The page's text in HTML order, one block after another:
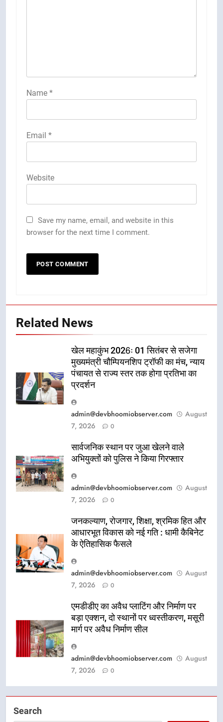
Name *
Email *
Website
Save my name, email, and website in this
browser for the next time I comment.
Related News
खेल महाकुंभ 2026ः 01 सितंबर से सजेगा
मुख्यमंत्री चौम्पियनशिप ट्रॉफी का मंच, न्याय
पंचायत से राज्य स्तर तक होगा प्रतिभा का
प्रदर्शन
admin@devbhoomiobserver.com
August
7, 2026
0
सार्वजनिक स्थान पर जुआ खेलने वाले
अभियुक्तों को पुलिस ने किया गिरफ्तार
admin@devbhoomiobserver.com
August
7, 2026
0
जनकल्याण, रोजगार, शिक्षा, श्रमिक हित और
आधारभूत विकास को नई गति : धामी कैबिनेट
के ऐतिहासिक फैसले
admin@devbhoomiobserver.com
August
7, 2026
0
एमडीडीए का अवैध प्लाटिंग और निर्माण पर
बड़ा एक्शन, दो स्थानों पर ध्वस्तीकरण, मसूरी
मार्ग पर अवैध निर्माण सील
admin@devbhoomiobserver.com
August
7, 2026
0
Search